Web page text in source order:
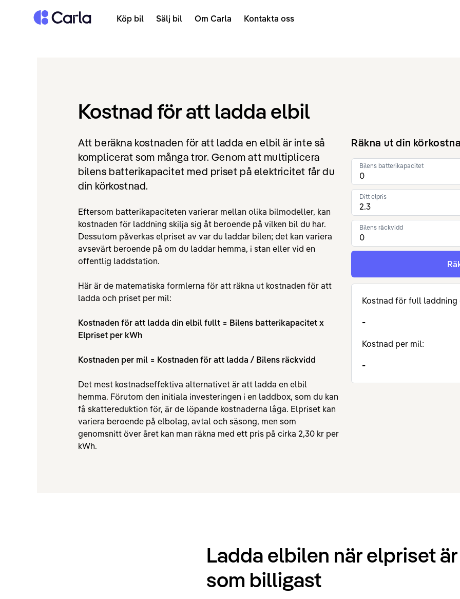
Tillbaka till startsidan Köp bil Sälj bil Om Carla Kontakta oss
Kostnad för att ladda elbil
Att beräkna kostnaden för att ladda en elbil är inte så
komplicerat som många tror. Genom att multiplicera
bilens batterikapacitet med priset på elektricitet får du
din körkostnad.
Räkna ut din
Bilens batterikapacitet
Ditt elpris
Bilens räckvidd
Kostnad för full laddning
-
Kostnad per mil:
-
Eftersom batterikapaciteten varierar mellan olika bilmodeller, kan
kostnaden för laddning skilja sig åt beroende på vilken bil du har.
Dessutom påverkas elpriset av var du laddar bilen; det kan variera
avsevärt beroende på om du laddar hemma, i stan eller vid en
offentlig laddstation.
Här är de matematiska formlerna för att räkna ut kostnaden för att
ladda och priset per mil:
Kostnaden för att ladda din elbil fullt = Bilens batterikapacitet x
Elpriset per kWh
Kostnaden per mil = Kostnaden för att ladda / Bilens räckvidd
Det mest kostnadseffektiva alternativet är att ladda en elbil
hemma. Förutom den initiala investeringen i en laddbox, som du kan
få skattereduktion för, är de löpande kostnaderna låga. Elpriset kan
variera beroende på elbolag, avtal och säsong, men som
genomsnitt över året kan man räkna med ett pris på cirka 2,30 kr per
kWh.
Ladda elbilen när elpriset är
som billigast